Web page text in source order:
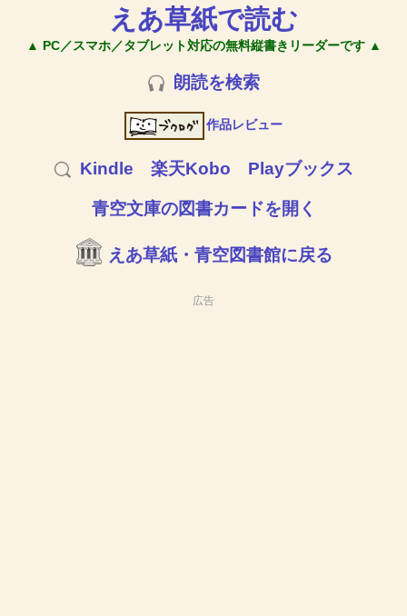
えあ草紙で読む
▲ PC／スマホ／タブレット対応の無料縦書きリーダーです ▲
朗読を検索
作品レビュー
Kindle 楽天Kobo Playブックス
青空文庫の図書カードを開く
えあ草紙・青空図書館に戻る
広告